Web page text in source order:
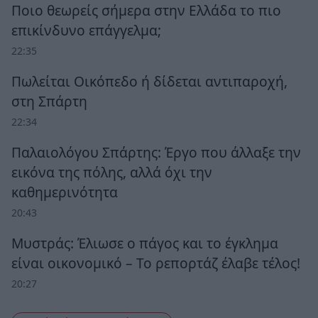
Ποιο θεωρείς σήμερα στην Ελλάδα το πιο
επικίνδυνο επάγγελμα;
22:35
Πωλείται Οικόπεδο ή δίδεται αντιπαροχή,
στη Σπάρτη
22:34
Παλαιολόγου Σπάρτης: Έργο που άλλαξε την
εικόνα της πόλης, αλλά όχι την
καθημερινότητα
20:43
Μυστράς: Έλιωσε ο πάγος και το έγκλημα
είναι οικονομικό – Το ρεπορτάζ έλαβε τέλος!
20:27